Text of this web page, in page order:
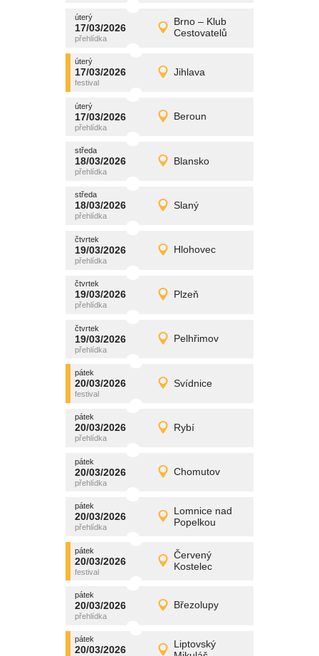
úterý
17/03/2026
Brno – Klub
Cestovatelů
úterý
17/03/2026 Detail
promítání
úterý
17/03/2026 Jihlava
úterý
17/03/2026 Detail
promítání
úterý
17/03/2026 Beroun
úterý
17/03/2026 Detail
promítání
středa
18/03/2026 Blansko
středa
18/03/2026 Detail
promítání
středa
18/03/2026 Slaný
středa
18/03/2026 Detail
promítání
čtvrtek
19/03/2026 Hlohovec
čtvrtek
19/03/2026 Detail
promítání
čtvrtek
19/03/2026 Plzeň
čtvrtek
19/03/2026 Detail
promítání
čtvrtek
19/03/2026 Pelhřimov
čtvrtek
19/03/2026 Detail
promítání
pátek
20/03/2026 Svídnice
pátek
20/03/2026 Detail
promítání
pátek
20/03/2026 Rybí
pátek
20/03/2026 Detail
promítání
pátek
20/03/2026 Chomutov
pátek
20/03/2026 Detail
promítání
pátek
20/03/2026
Lomnice nad
Popelkou
pátek
20/03/2026 Detail
promítání
pátek
20/03/2026
Červený
Kostelec
pátek
20/03/2026 Detail
promítání
pátek
20/03/2026 Březolupy
pátek
20/03/2026 Detail
promítání
pátek
20/03/2026
Liptovský
20/03/2026 promítání